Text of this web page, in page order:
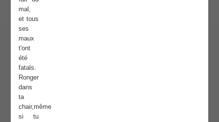
mal,
et tous
ses
maux
t'ont
été
fatals.
Ronger
dans
ta
chair,même
si tu